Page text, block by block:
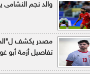
والد نجم
مصدر يكشف
تفاصيل أزمة أبو